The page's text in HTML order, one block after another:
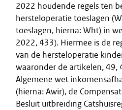
2022 houdende regels ten
hersteloperatie toeslagen
toeslagen, hierna: Wht) in
2022, 433). Hiermee is de
van de hersteloperatie
waaronder de artikelen, 49,
Algemene wet
(hierna: Awir), de
Besluit uitbreiding